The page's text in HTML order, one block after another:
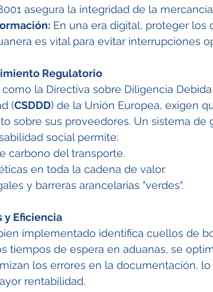
asegura la integridad de la
En una era digital, proteger los
es vital para evitar interrupciones
Regulatorio
la Directiva sobre Diligencia
(CSDDD) de la Unión Europea, exigen
sobre sus proveedores. Un sistema de
social permite:
carbono del transporte.
en toda la cadena de valor.
y barreras arancelarias "verdes".
y Eficiencia
implementado identifica cuellos de
tiempos de espera en aduanas, se
los errores en la documentación,
rentabilidad.